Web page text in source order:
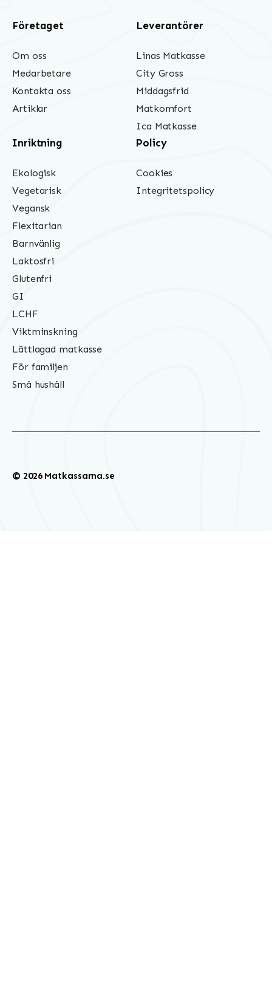
Företaget
Om oss
Medarbetare
Kontakta oss
Artiklar
Leverantörer
Linas Matkasse
City Gross
Middagsfrid
Matkomfort
Ica Matkasse
Inriktning
Ekologisk
Vegetarisk
Vegansk
Flexitarian
Barnvänlig
Laktosfri
Glutenfri
GI
LCHF
Viktminskning
Lättlagad matkasse
För familjen
Små hushåll
Policy
Cookies
Integritetspolicy
© 2026 Matkassarna.se